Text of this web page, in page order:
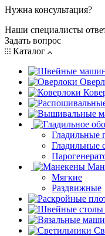
Нужна консультация?
Наши специалисты
Задать вопрос
Каталог
Гладильные
Гладильные
Мягкие
Раздвижные